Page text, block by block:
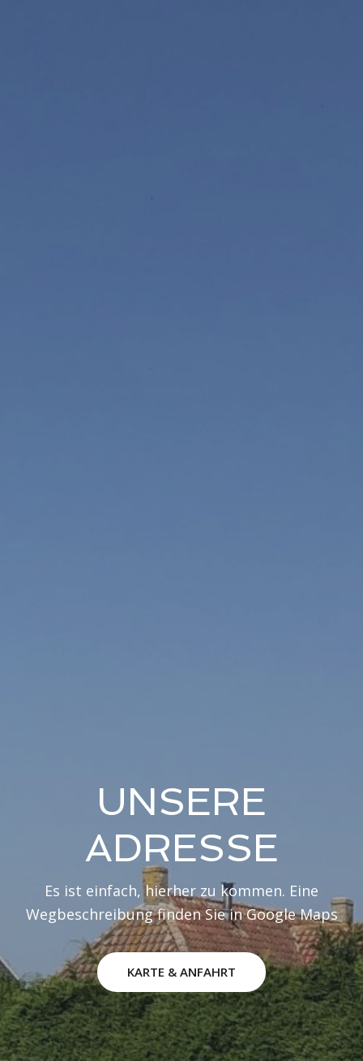
UNSERE
ADRESSE
Es ist einfach, hierher zu kommen. Eine
Wegbeschreibung finden Sie in Google Maps
KARTE & ANFAHRT